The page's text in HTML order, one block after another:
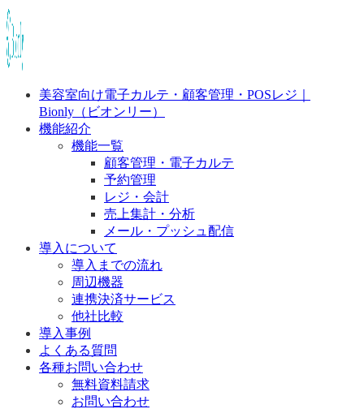
美容室向け電子カルテ・顧客管理・POSレジ｜
Bionly（ビオンリー）
機能紹介
機能一覧
顧客管理・電子カルテ
予約管理
レジ・会計
売上集計・分析
メール・プッシュ配信
導入について
導入までの流れ
周辺機器
連携決済サービス
他社比較
導入事例
よくある質問
各種お問い合わせ
無料資料請求
お問い合わせ